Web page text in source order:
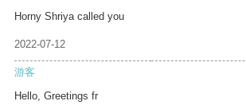
Horny Shriya called you
2022-07-12
游客
Hello, Greetings fr